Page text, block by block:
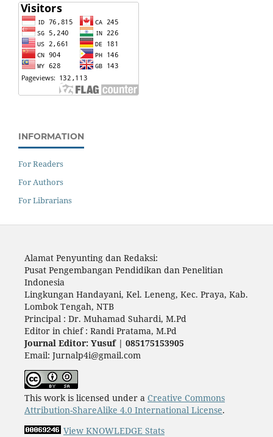
INFORMATION
For Readers
For Authors
For Librarians
Alamat Penyunting dan Redaksi:
Pusat Pengembangan Pendidikan dan Penelitian
Indonesia
Lingkungan Handayani, Kel. Leneng, Kec. Praya, Kab.
Lombok Tengah, NTB
Principal : Dr. Muhamad Suhardi, M.Pd
Editor in chief : Randi Pratama, M.Pd
Journal Editor: Yusuf | 085175153905
Email: Jurnalp4i@gmail.com
This work is licensed under a Creative Commons
Attribution-ShareAlike 4.0 International License.
View KNOWLEDGE Stats